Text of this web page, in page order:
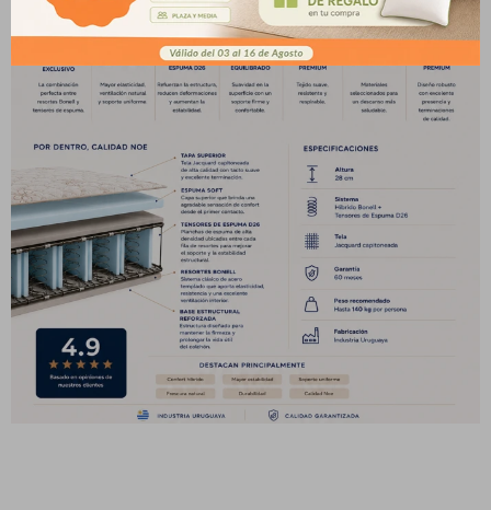
Fecha de nacimiento
Día Mes Año
Continuar
Elegís Pago Después como metodo de
pago
* sujeto a aprobación crediticia. El monto disponible
puede variar por comercio